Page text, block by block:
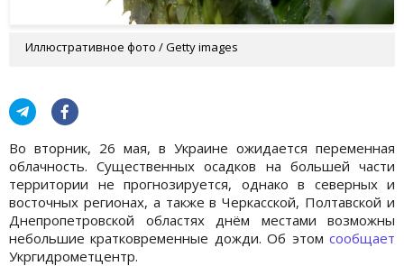
Иллюстративное фото / Getty images
Во вторник, 26 мая, в Украине ожидается переменная
облачность. Существенных осадков на большей части
территории не прогнозируется, однако в северных и
восточных регионах, а также в Черкасской, Полтавской и
Днепропетровской областях днём местами возможны
небольшие кратковременные дожди. Об этом сообщает
Укргидрометцентр.